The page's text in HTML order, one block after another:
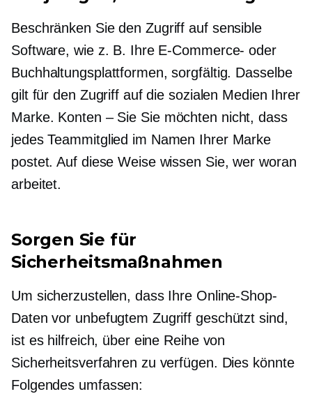
Beschränken Sie den Zugriff auf sensible
Software, wie z. B. Ihre E-Commerce- oder
Buchhaltungsplattformen, sorgfältig. Dasselbe
gilt für den Zugriff auf die sozialen Medien Ihrer
Marke. Konten – Sie Sie möchten nicht, dass
jedes Teammitglied im Namen Ihrer Marke
postet. Auf diese Weise wissen Sie, wer woran
arbeitet.
Sorgen Sie für
Sicherheitsmaßnahmen
Um sicherzustellen, dass Ihre Online-Shop-
Daten vor unbefugtem Zugriff geschützt sind,
ist es hilfreich, über eine Reihe von
Sicherheitsverfahren zu verfügen. Dies könnte
Folgendes umfassen: